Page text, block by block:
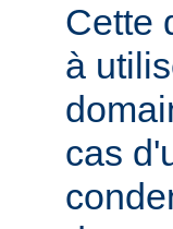
Cette
à
cas